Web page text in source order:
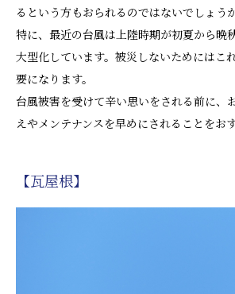
るという方もおられるのではないでしょうか
特に、最近の台風は上陸時期が初夏から晩
大型化しています。被災しないためにはこ
要になります。
台風被害を受けて辛い思いをされる前に、
えやメンテナンスを早めにされることをお
【瓦屋根】